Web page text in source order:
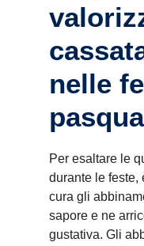
nelle
Per esaltare le
durante le feste,
cura gli
sapore e ne
gustativa. Gli